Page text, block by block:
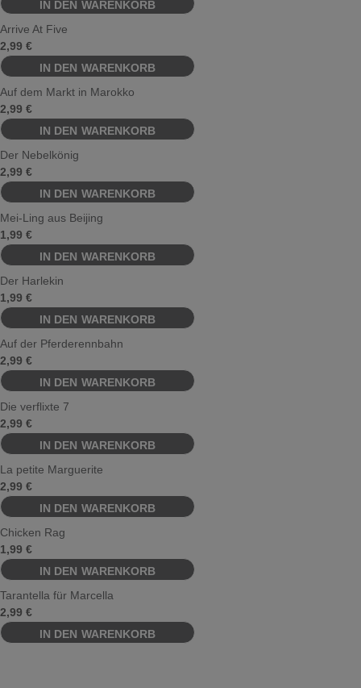
Arrive At Five
2,99 €
Auf dem Markt in Marokko
2,99 €
Der Nebelkönig
2,99 €
Mei-Ling aus Beijing
1,99 €
Der Harlekin
1,99 €
Auf der Pferderennbahn
2,99 €
Die verflixte 7
2,99 €
La petite Marguerite
2,99 €
Chicken Rag
1,99 €
Tarantella für Marcella
2,99 €